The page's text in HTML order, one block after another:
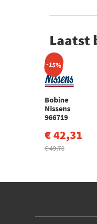
Laatst
-15%
Bobine
Nissens
966719
€ 42,31
€ 49,78